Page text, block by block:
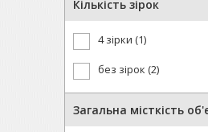
Кількість зірок
4 зірки (1)
без зірок (2)
Загальна місткість